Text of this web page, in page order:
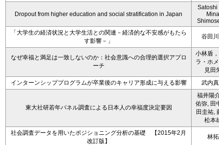
Dropout from higher education and social stratification in Japan
Satoshi
「大学生の経済状況と大学生活との関連－経済的な不安感がもたら
す影響－」
谷田
なぜ幸福と満足は一致しないのか：社会意識への合理的選択アプロ
ーチ
小林盾
ラ・ホ
見田
インターンシッププログラムが卒業後のキャリア形成に与える影響
武内
東大社研若年パネル調査による日本人の幸福度決定要因
福井陽
佑弥, 田
田圭祐,
松本
社会調査データを用いたポジショニング分析の基礎 【2015年2月
改訂版】
林